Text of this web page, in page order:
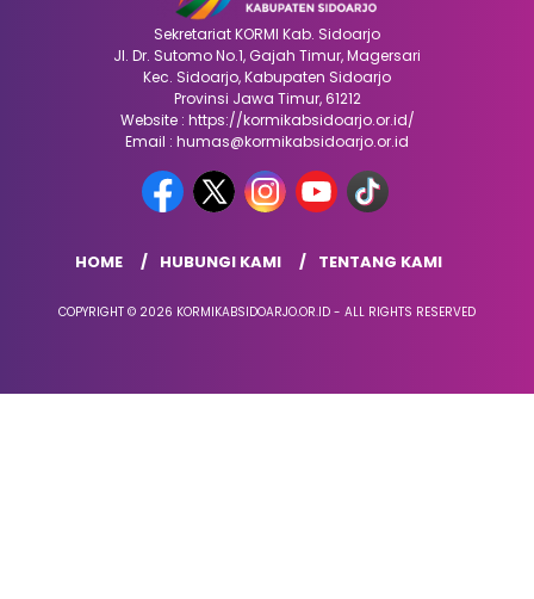
Sekretariat KORMI Kab. Sidoarjo
Jl. Dr. Sutomo No.1, Gajah Timur, Magersari
Kec. Sidoarjo, Kabupaten Sidoarjo
Provinsi Jawa Timur, 61212
Website : https://kormikabsidoarjo.or.id/
Email : humas@kormikabsidoarjo.or.id
HOME HUBUNGI KAMI TENTANG KAMI
COPYRIGHT © 2026 KORMIKABSIDOARJO.OR.ID - ALL RIGHTS RESERVED